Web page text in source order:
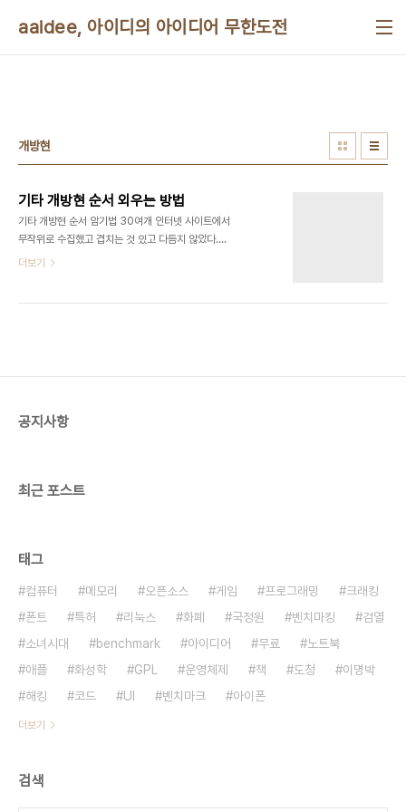
aaidee, 아이디의 아이디어 무한도전
개방현
기타 개방현 순서 외우는 방법
기타 개방현 순서 암기법 30여개 인터넷 사이트에서
무작위로 수집했고 겹치는 것 있고 다듬지 않았다.
EADGBE Eddie Ate Dynamite Good Bye
더보기
공지사항
최근 포스트
태그
컴퓨터 메모리 오픈소스 게임 프로그래밍
크래킹
폰트
특허 리눅스 화폐 국정원 벤치마킹
검열
소녀시대
benchmark 아이디어 무료
노트북
애플
화성학 GPL 운영체제 책 도청
이명박
해킹
코드 UI 벤치마크 아이폰
더보기
검색